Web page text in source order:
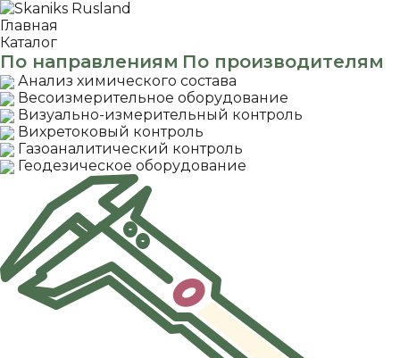
Главная
Каталог
По направлениям По производителям
Анализ химического состава
Весоизмерительное оборудование
Визуально-измерительный контроль
Вихретоковый контроль
Газоаналитический контроль
Геодезическое оборудование